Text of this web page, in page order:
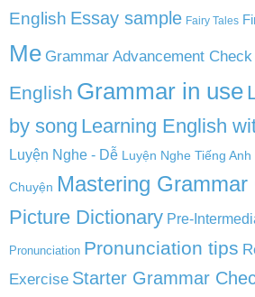
English Essay sample Fairy Tales
Me Grammar Advancement Check
English Grammar in use
by song Learning English
Luyện Nghe - Dễ Luyện Nghe Tiếng
Chuyện Mastering Grammar
Picture Dictionary Pre-
Pronunciation Pronunciation tips
Exercise Starter Grammar